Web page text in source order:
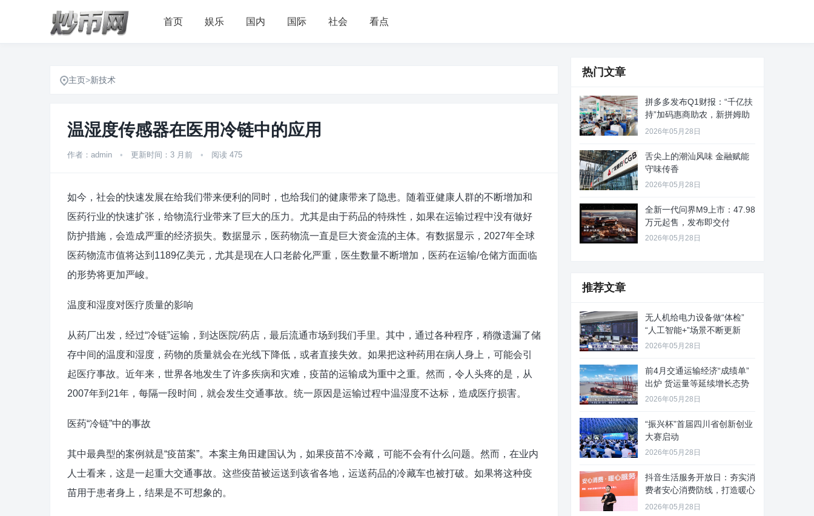
首页 娱乐 国内 国际 社会 看点
主页>新技术
温湿度传感器在医用冷链中的应用
作者：admin • 更新时间：3 月前 • 阅读 475
如今，社会的快速发展在给我们带来便利的同时，也给我们的健康带来了隐患。随着亚健康人群的不断增加和
医药行业的快速扩张，给物流行业带来了巨大的压力。尤其是由于药品的特殊性，如果在运输过程中没有做好
防护措施，会造成严重的经济损失。数据显示，医药物流一直是巨大资金流的主体。有数据显示，2027年全球
医药物流市值将达到1189亿美元，尤其是现在人口老龄化严重，医生数量不断增加，医药在运输/仓储方面面临
的形势将更加严峻。
温度和湿度对医疗质量的影响
从药厂出发，经过“冷链”运输，到达医院/药店，最后流通市场到我们手里。其中，通过各种程序，稍微遗漏了储
存中间的温度和湿度，药物的质量就会在光线下降低，或者直接失效。如果把这种药用在病人身上，可能会引
起医疗事故。近年来，世界各地发生了许多疾病和灾难，疫苗的运输成为重中之重。然而，令人头疼的是，从
2007年到21年，每隔一段时间，就会发生交通事故。统一原因是运输过程中温湿度不达标，造成医疗损害。
医药“冷链”中的事故
其中最典型的案例就是“疫苗案”。本案主角田建国认为，如果疫苗不冷藏，可能不会有什么问题。然而，在业内
人士看来，这是一起重大交通事故。这些疫苗被运送到该省各地，运送药品的冷藏车也被打破。如果将这种疫
苗用于患者身上，结果是不可想象的。
热门文章
拼多多发布Q1财报：“千亿扶
持”加码惠商助农，新拼姆助
力
2026年05月28日
舌尖上的潮汕风味 金融赋能
守味传香
2026年05月28日
全新一代问界M9上市：47.98
万元起售，发布即交付
2026年05月28日
推荐文章
无人机给电力设备做“体检”
“人工智能+”场景不断更新
2026年05月28日
前4月交通运输经济“成绩单”
出炉 货运量等延续增长态势
2026年05月28日
“振兴杯”首届四川省创新创业
大赛启动
2026年05月28日
抖音生活服务开放日：夯实消
费者安心消费防线，打造暖心
服务
2026年05月28日